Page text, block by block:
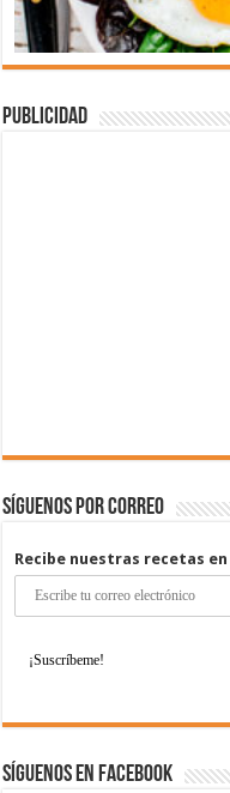
Publicidad
Síguenos por correo
Recibe nuestras recetas
Síguenos en Facebook